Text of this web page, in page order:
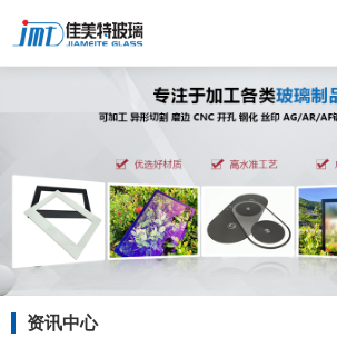
资讯中心